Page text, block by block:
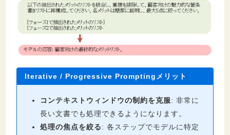
Iterative / Progressive Promptingメリット
コンテキストウィンドウの制約を克服: 非常に
長い文書でも処理できるようになります。
処理の焦点を絞る: 各ステップでモデルに特定